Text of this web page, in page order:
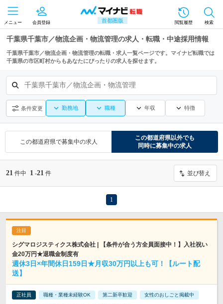
首都圏版
メニュー 会員登録 閲覧履歴 検索
千葉県千葉市／物流企画・物流管理の求人・転職・中途採用情報
千葉県千葉市／物流企画・物流管理の転職・求人一覧ページです。マイナビ転職では
千葉県の市区町村からもあなたにぴったりの求人を探せます。
千葉県千葉市／物流企画・物流管理
条件変更 勤務地 職種 年収 特徴
この都道府県で募集中の求人
この都道府県以外でも
同時に募集中の求人
21 件中 1 -21 件 並び替え
1
シグマロジスティクス株式会社 | 【条件が合う方全員面接中！】入社祝い
金20万円★退職金制度有
週休3日×年間休日159日★月収30万円以上も可！【ルート配
送】
正社員 職種・業種未経験OK 第二新卒歓迎 女性のおしごと掲載中